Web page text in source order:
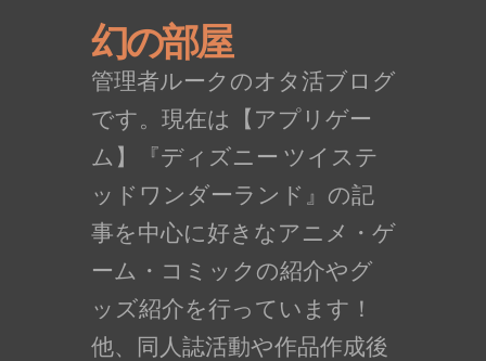
幻の部屋
管理者ルークのオタ活ブログ
です。現在は【アプリゲー
ム】『ディズニー ツイステ
ッドワンダーランド』の記
事を中心に好きなアニメ・ゲ
ーム・コミックの紹介やグ
ッズ紹介を行っています！
他、同人誌活動や作品作成後